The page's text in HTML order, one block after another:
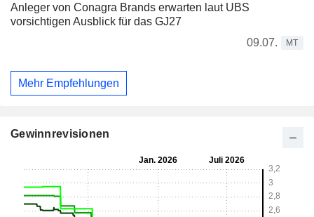
Anleger von Conagra Brands erwarten laut UBS
vorsichtigen Ausblick für das GJ27
09.07.
MT
Mehr Empfehlungen
Gewinnrevisionen